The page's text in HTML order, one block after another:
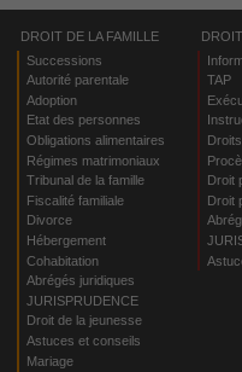
DROIT DE LA FAMILLE
Successions
Autorité parentale
Adoption
Etat des personnes
Obligations alimentaires
Régimes matrimoniaux
Tribunal de la famille
Fiscalité familiale
Divorce
Hébergement
Cohabitation
Abrégés juridiques
JURISPRUDENCE
Droit de la jeunesse
Astuces et conseils
Mariage
TAP
Droit
Droit